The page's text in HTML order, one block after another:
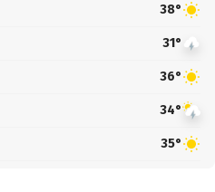
38°
31°
36°
34°
35°